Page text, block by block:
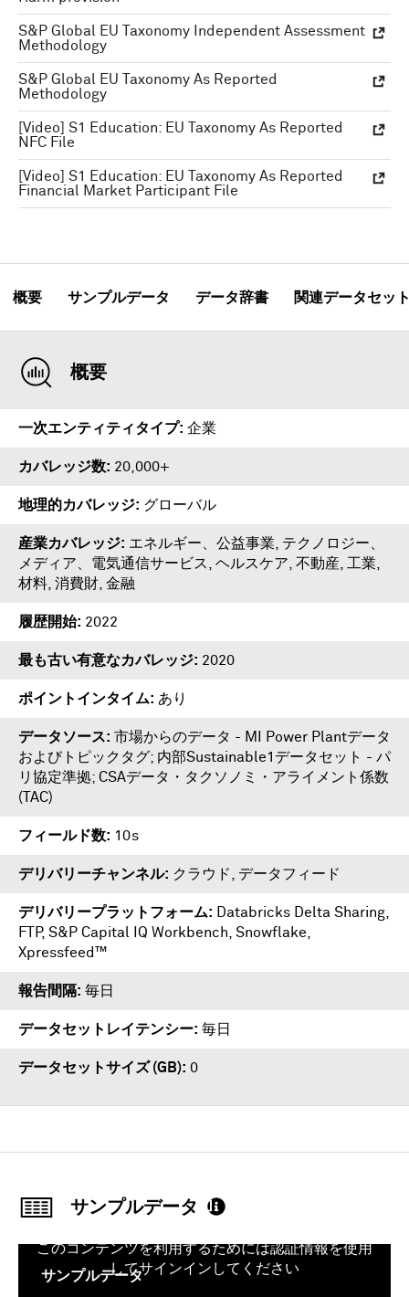
S&P Global EU Taxonomy Independent Assessment
Methodology
S&P Global EU Taxonomy As Reported
Methodology
[Video] S1 Education: EU Taxonomy As Reported
NFC File
[Video] S1 Education: EU Taxonomy As Reported
Financial Market Participant File
概要 サンプルデータ データ辞書 関連データセッ
概要
一次エンティティタイプ 企業
カバレッジ数 20,000+
地理的カバレッジ グローバル
産業カバレッジ
エネルギー、公益事業, テクノロジー、
メディア、電気通信サービス, ヘルスケア, 不動産, 工業,
材料, 消費財, 金融
履歴開始 2022
最も古い有意なカバレッジ 2020
ポイントインタイム あり
データソース
市場からのデータ - MI Power Plantデータ
およびトピックタグ; 内部Sustainable1データセット - パ
リ協定準拠; CSAデータ・タクソノミ・アライメント係数
(TAC)
フィールド数 10s
デリバリーチャンネル クラウド, データフィード
デリバリープラットフォーム Databricks Delta Sharing
FTP, S&P Capital IQ Workbench Snowflake
Xpressfeed™
報告間隔 毎日
データセットレイテンシー 毎日
データセットサイズ (GB) 0
サンプルデータ
サンプルデータ
このコンテンツを利用するためには認証情報を使用
してサインインしてください